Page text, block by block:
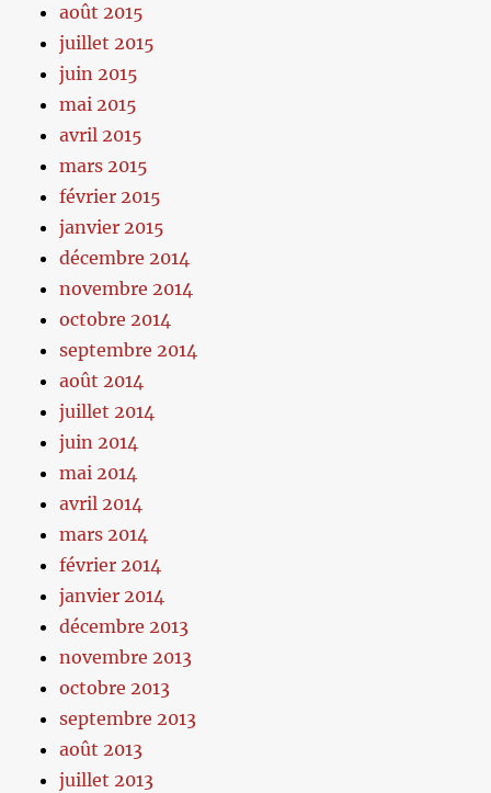
août 2015
juillet 2015
juin 2015
mai 2015
avril 2015
mars 2015
février 2015
janvier 2015
décembre 2014
novembre 2014
octobre 2014
septembre 2014
août 2014
juillet 2014
juin 2014
mai 2014
avril 2014
mars 2014
février 2014
janvier 2014
décembre 2013
novembre 2013
octobre 2013
septembre 2013
août 2013
juillet 2013